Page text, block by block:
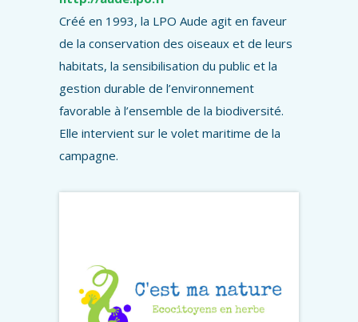
Créé en 1993, la LPO Aude agit en faveur
de la conservation des oiseaux et de leurs
habitats, la sensibilisation du public et la
gestion durable de l’environnement
favorable à l’ensemble de la biodiversité.
Elle intervient sur le volet maritime de la
campagne.